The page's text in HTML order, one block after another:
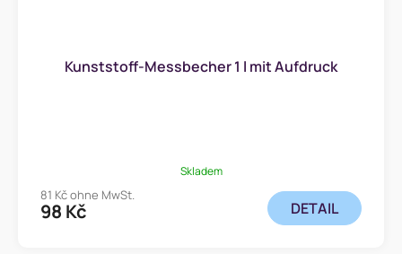
Kunststoff-Messbecher 1 l mit Aufdruck
Skladem
81 Kč ohne MwSt.
98 Kč DETAIL